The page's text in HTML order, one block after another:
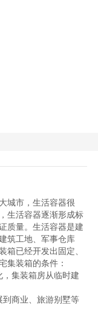
城市，生活容器很
生活容器逐渐形成标
质量。生活容器是建
筑工地、军事仓库
箱已经开发出固定、
集装箱的条件：
集装箱房从临时建
商业、旅游别墅等